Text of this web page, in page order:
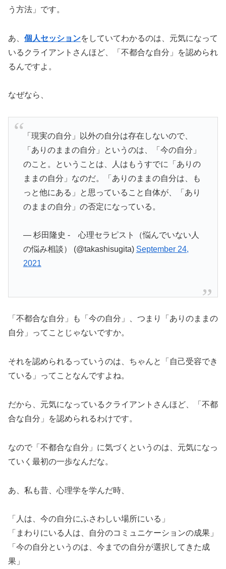
う方法」です。
あ、 個人セッションをしていてわかるのは、元気になって
いるクライアントさんほど、「不都合な自分」を認められ
るんですよ。
なぜなら、
「現実の自分」以外の自分は存在しないので、
「ありのままの自分」というのは、「今の自分」
のこと。ということは、人はもうすでに「ありの
ままの自分」なのだ。「ありのままの自分は、も
っと他にある」と思っていること自体が、「あり
のままの自分」の否定になっている。
— 杉田隆史 - 心理セラピスト（悩んでいない人
の悩み相談） (@takashisugita) September 24,
2021
「不都合な自分」も「今の自分」、つまり「ありのままの
自分」ってことじゃないですか。
それを認められるっていうのは、ちゃんと「自己受容でき
ている」ってことなんですよね。
だから、元気になっているクライアントさんほど、「不都
合な自分」を認められるわけです。
なので「不都合な自分」に気づくというのは、元気になっ
ていく最初の一歩なんだな。
あ、私も昔、心理学を学んだ時、
「人は、今の自分にふさわしい場所にいる」
「まわりにいる人は、自分のコミュニケーションの成果」
「今の自分というのは、今までの自分が選択してきた成
果」